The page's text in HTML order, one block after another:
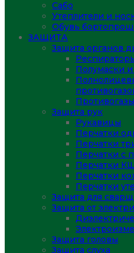
Сабо
Утеплители и
Обувь
ЗАЩИТА
Защита органов
Полумаски
Защита рук
Рукавицы
Перчатки
Перчатки
Перчатки с
Перчатки
Перчатки
Перчатки
Защита для
Защита от
Защита головы
Защита слуха